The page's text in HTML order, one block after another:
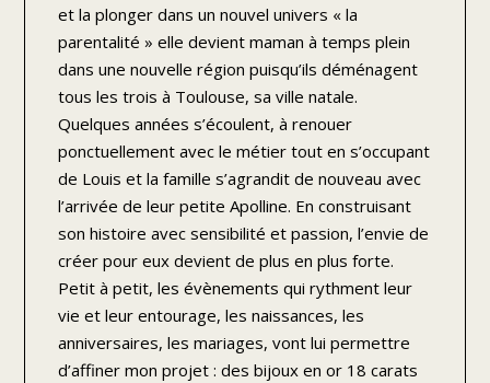
et la plonger dans un nouvel univers « la
parentalité » elle devient maman à temps plein
dans une nouvelle région puisqu’ils déménagent
tous les trois à Toulouse, sa ville natale.
Quelques années s’écoulent, à renouer
ponctuellement avec le métier tout en s’occupant
de Louis et la famille s’agrandit de nouveau avec
l’arrivée de leur petite Apolline. En construisant
son histoire avec sensibilité et passion, l’envie de
créer pour eux devient de plus en plus forte.
Petit à petit, les évènements qui rythment leur
vie et leur entourage, les naissances, les
anniversaires, les mariages, vont lui permettre
d’affiner mon projet : des bijoux en or 18 carats